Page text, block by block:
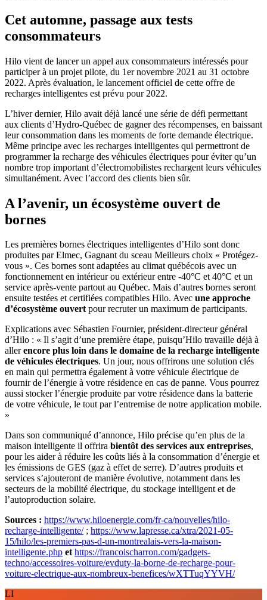
Cet automne, passage aux tests
consommateurs
Hilo vient de lancer un appel aux consommateurs intéressés pour
participer à un projet pilote, du 1er novembre 2021 au 31 octobre
2022. Après évaluation, le lancement officiel de cette offre de
recharges intelligentes est prévu pour 2022.
L’hiver dernier, Hilo avait déjà lancé une série de défi permettant
aux clients d’Hydro-Québec de gagner des récompenses, en baissant
leur consommation dans les moments de forte demande électrique.
Même principe avec les recharges intelligentes qui permettront de
programmer la recharge des véhicules électriques pour éviter qu’un
nombre trop important d’électromobilistes rechargent leurs véhicules
simultanément. Avec l’accord des clients bien sûr.
A l’avenir, un écosystème ouvert de
bornes
Les premières bornes électriques intelligentes d’Hilo sont donc
produites par Elmec, Gagnant du sceau Meilleurs choix « Protégez-
vous ». Ces bornes sont adaptées au climat québécois avec un
fonctionnement en intérieur ou extérieur entre -40°C et 40°C et un
service après-vente partout au Québec. Mais d’autres bornes seront
ensuite testées et certifiées compatibles Hilo. Avec une approche
d’écosystème ouvertpour recruter un maximum de participants.
Explications avec Sébastien Fournier, président-directeur général
d’Hilo : « Il s’agit d’une première étape, puisqu’Hilo travaille déjà à
allerencore plus loin dans le domaine de la recharge intelligente
de véhicules électriques. Un jour, nous offrirons une solution clés
en main qui permettra également à votre véhicule électrique de
fournir de l’énergie à votre résidence en cas de panne. Vous pourrez
aussi stocker l’énergie produite par votre résidence dans la batterie
de votre véhicule, le tout par l’entremise de notre application mobile.
»
Dans son communiqué d’annonce, Hilo précise qu’en plus de la
maison intelligente il offrira bientôt des services aux entreprises,
pour les aider à réduire les coûts liés à la consommation d’énergie et
les émissions de GES (gaz à effet de serre). D’autres produits et
services s’ajouteront de manière évolutive, notamment dans les
secteurs de la mobilité électrique, du stockage intelligent et de
l’autoproduction solaire.
Sources : https://www.hiloenergie.com/fr-ca/nouvelles/hilo-
recharge-intelligente/; https://www.lapresse.ca/xtra/2021-05-
15/hilo/les-premiers-pas-d-un-montrealais-vers-la-maison-
intelligente.php et https://francoischarron.com/gadgets-
techno/accessoires-voiture/evduty-la-borne-de-recharge-pour-
voiture-electrique-aux-nombreux-benefices/wXTTuqYYVH/
LI